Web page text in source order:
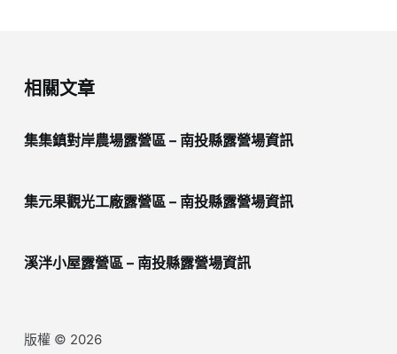
相關文章
集集鎮對岸農場露營區 – 南投縣露營場資訊
集元果觀光工廠露營區 – 南投縣露營場資訊
溪泮小屋露營區 – 南投縣露營場資訊
版權 © 2026